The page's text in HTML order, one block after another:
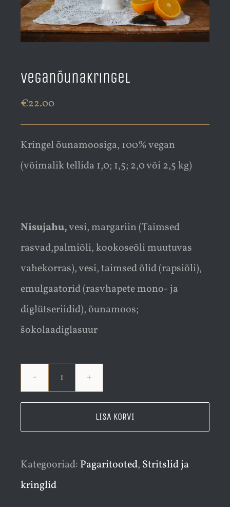
Veganõunakringel
€22.00
Kringel õunamoosiga, 100% vegan
(võimalik tellida 1,0; 1,5; 2,0 või 2,5 kg)
Nisujahu,vesi, margariin (Taimsed
rasvad,palmiõli, kookoseõli muutuvas
vahekorras), vesi, taimsed õlid (rapsiõli),
emulgaatorid (rasvhapete mono- ja
diglütseriidid), õunamoos;
šokolaadiglasuur
LISA KORVI
Kategooriad: Pagaritooted, Stritslid ja
kringlid